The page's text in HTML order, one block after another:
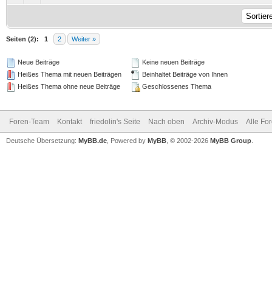
Seiten (2): 1 2 Weiter »
Neue Beiträge
Heißes Thema mit neuen Beiträgen
Heißes Thema ohne neue Beiträge
Keine neuen Beiträge
Beinhaltet Beiträge von Ihnen
Geschlossenes Thema
Foren-Team Kontakt friedolin's Seite Nach oben Archiv-Modus Alle
Deutsche Übersetzung: MyBB.de , Powered by MyBB , © 2002-2026 MyBB Group